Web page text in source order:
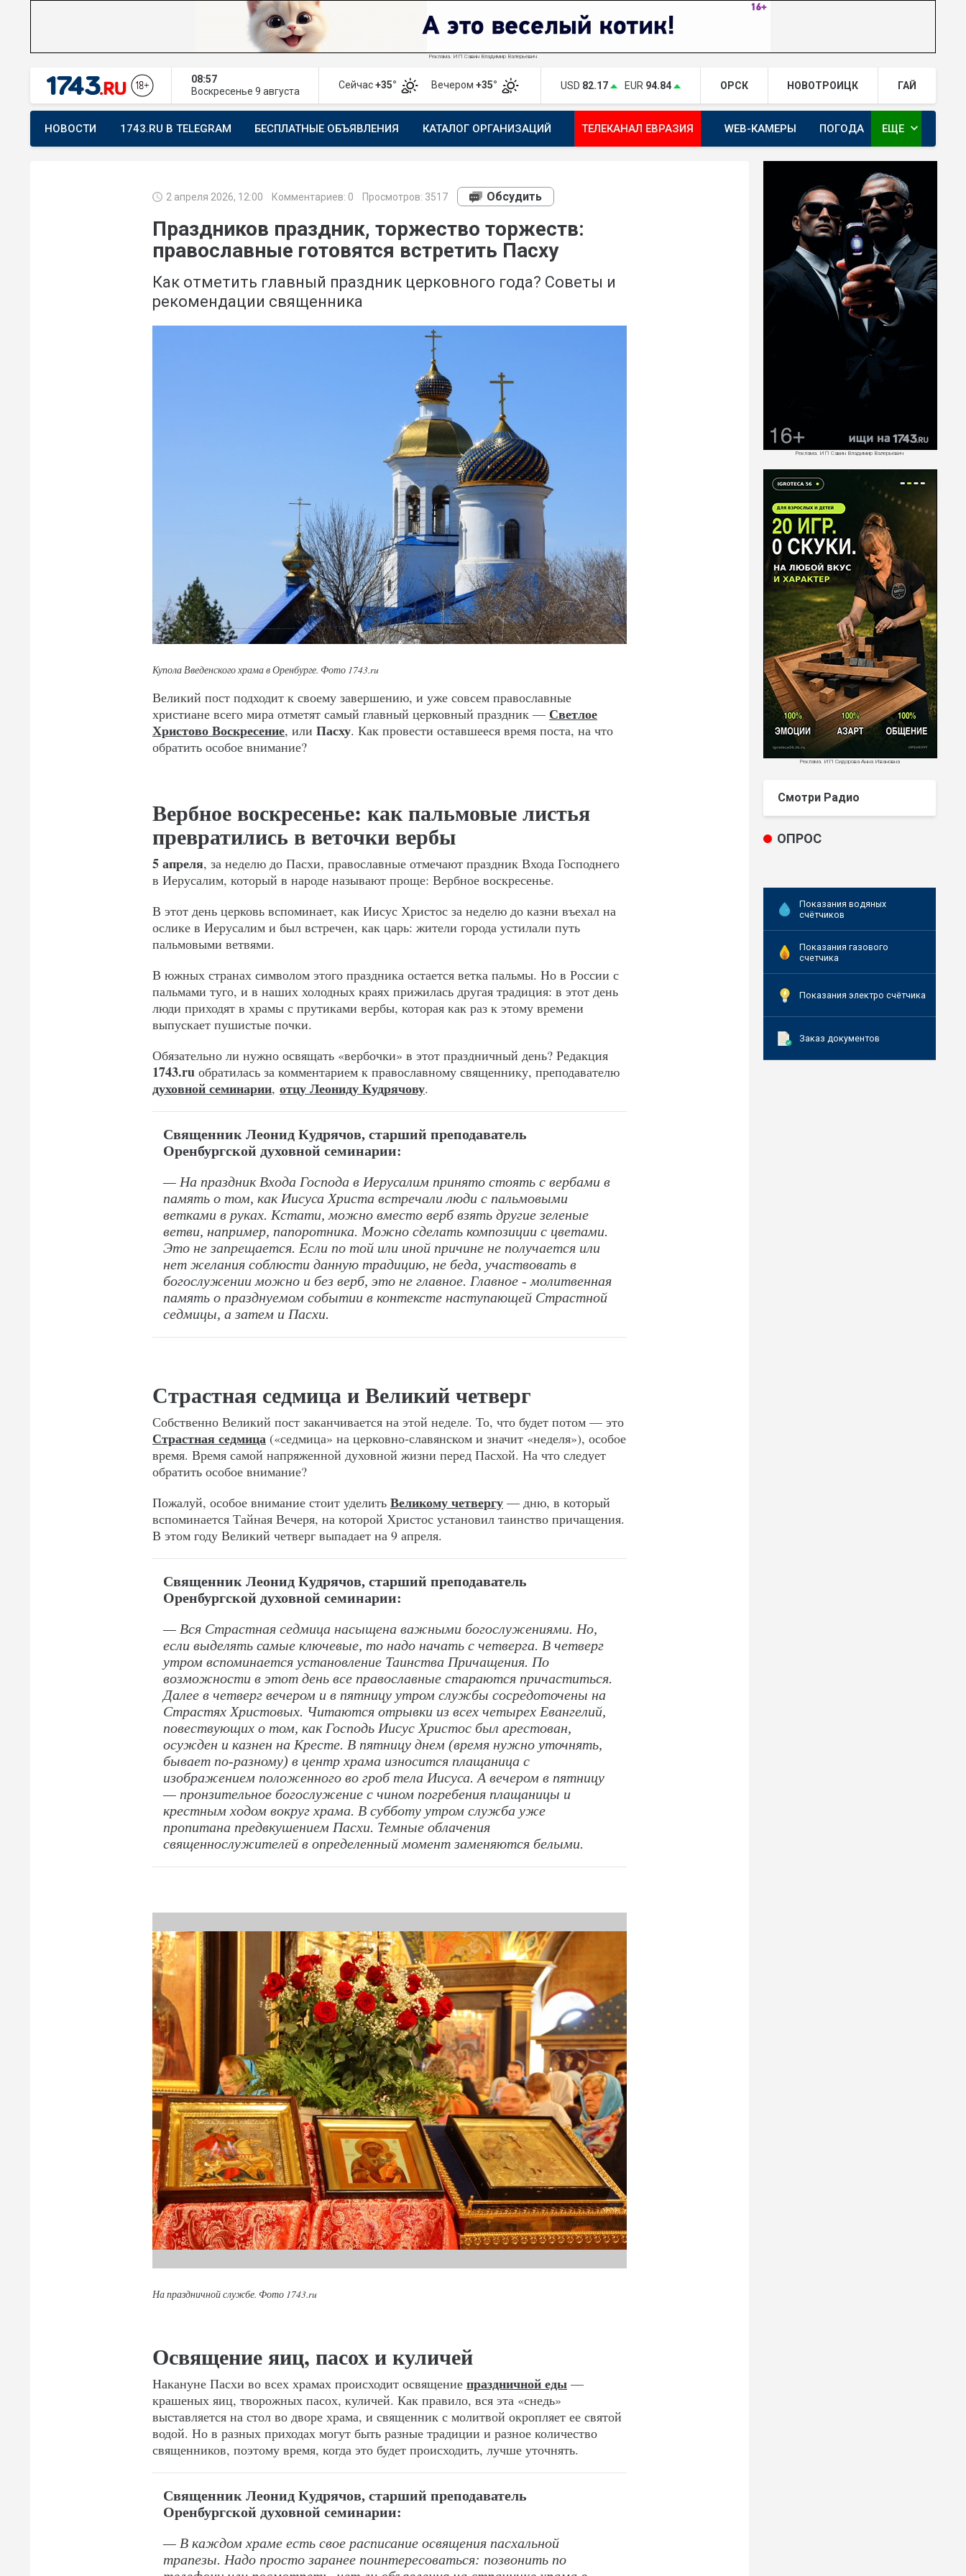
Реклама. ИП Савин Владимир Валерьевич
08:57
Воскресенье 9 августа
Сейчас+35° Вечером+35° USD 82.17 EUR 94.84 ОРСК НОВОТРОИЦК ГАЙ
НОВОСТИ 1743.RU В TELEGRAM БЕСПЛАТНЫЕ ОБЪЯВЛЕНИЯ КАТАЛОГ ОРГАНИЗАЦИЙ ТЕЛЕКАНАЛ ЕВРАЗИЯ WEB-КАМЕРЫ ПОГОДА
ОРЕНБУРГ - ГЕРОИ РЯДОМ С НАМИ
ЕЩЕ expand_more
2 апреля 2026, 12:00 Комментариев: 0 Просмотров: 3517 Обсудить
Праздников праздник, торжество торжеств:
православные готовятся встретить Пасху
Как отметить главный праздник церковного года? Советы и
рекомендации священника
Купола Введенского храма в Оренбурге. Фото 1743.ru
Великий пост подходит к своему завершению, и уже совсем православные
христиане всего мира отметят самый главный церковный праздник — Светлое
Христово Воскресение, или Пасху. Как провести оставшееся время поста, на что
обратить особое внимание?
Вербное воскресенье: как пальмовые листья
превратились в веточки вербы
5 апреля, за неделю до Пасхи, православные отмечают праздник Входа Господнего
в Иерусалим, который в народе называют проще: Вербное воскресенье.
В этот день церковь вспоминает, как Иисус Христос за неделю до казни въехал на
ослике в Иерусалим и был встречен, как царь: жители города устилали путь
пальмовыми ветвями.
В южных странах символом этого праздника остается ветка пальмы. Но в России с
пальмами туго, и в наших холодных краях прижилась другая традиция: в этот день
люди приходят в храмы с прутиками вербы, которая как раз к этому времени
выпускает пушистые почки.
Обязательно ли нужно освящать «вербочки» в этот праздничный день? Редакция
1743.ru обратилась за комментарием к православному священнику, преподавателю
духовной семинарии, отцу Леониду Кудрячову.
Священник Леонид Кудрячов, старший преподаватель
Оренбургской духовной семинарии:
— На праздник Входа Господа в Иерусалим принято стоять с вербами в
память о том, как Иисуса Христа встречали люди с пальмовыми
ветками в руках. Кстати, можно вместо верб взять другие зеленые
ветви, например, папоротника. Можно сделать композиции с цветами.
Это не запрещается. Если по той или иной причине не получается или
нет желания соблюсти данную традицию, не беда, участвовать в
богослужении можно и без верб, это не главное. Главное - молитвенная
память о празднуемом событии в контексте наступающей Страстной
седмицы, а затем и Пасхи.
Страстная седмица и Великий четверг
Собственно Великий пост заканчивается на этой неделе. То, что будет потом — это
Страстная седмица («седмица» на церковно-славянском и значит «неделя»), особое
время. Время самой напряженной духовной жизни перед Пасхой. На что следует
обратить особое внимание?
Пожалуй, особое внимание стоит уделить Великому четвергу — дню, в который
вспоминается Тайная Вечеря, на которой Христос установил таинство причащения.
В этом году Великий четверг выпадает на 9 апреля.
Священник Леонид Кудрячов, старший преподаватель
Оренбургской духовной семинарии:
— Вся Страстная седмица насыщена важными богослужениями. Но,
если выделять самые ключевые, то надо начать с четверга. В четверг
утром вспоминается установление Таинства Причащения. По
возможности в этот день все православные стараются причаститься.
Далее в четверг вечером и в пятницу утром службы сосредоточены на
Страстях Христовых. Читаются отрывки из всех четырех Евангелий,
повествующих о том, как Господь Иисус Христос был арестован,
осужден и казнен на Кресте. В пятницу днем (время нужно уточнять,
бывает по-разному) в центр храма износится плащаница с
изображением положенного во гроб тела Иисуса. А вечером в пятницу
— пронзительное богослужение с чином погребения плащаницы и
крестным ходом вокруг храма. В субботу утром служба уже
пропитана предвкушением Пасхи. Темные облачения
священнослужителей в определенный момент заменяются белыми.
На праздничной службе. Фото 1743.ru
Освящение яиц, пасох и куличей
Накануне Пасхи во всех храмах происходит освящение праздничной еды —
крашеных яиц, творожных пасох, куличей. Как правило, вся эта «снедь»
выставляется на стол во дворе храма, и священник с молитвой окропляет ее святой
водой. Но в разных приходах могут быть разные традиции и разное количество
священников, поэтому время, когда это будет происходить, лучше уточнять.
Священник Леонид Кудрячов, старший преподаватель
Оренбургской духовной семинарии:
— В каждом храме есть свое расписание освящения пасхальной
трапезы. Надо просто заранее поинтересоваться: позвонить по
Реклама. ИП Савин Владимир Валерьевич
Реклама. ИП Сидорова Анна Ивановна
Смотри Радио
ОПРОС
Показания водяных
счётчиков
Показания газового
счетчика
Показания электро счётчика
Заказ документов